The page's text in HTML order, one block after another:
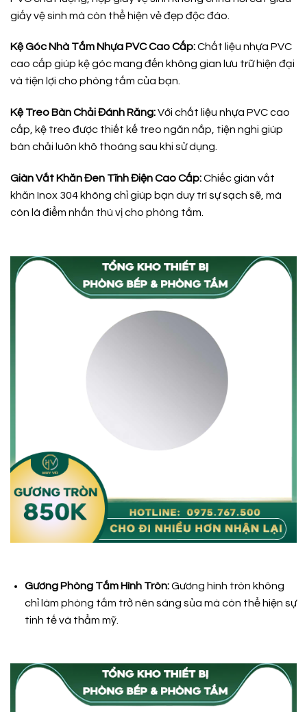
giấy vệ sinh mà còn thể hiện vẻ đẹp độc đáo.
Kệ Góc Nhà Tắm Nhựa PVC Cao Cấp:Chất liệu nhựa PVC
cao cấp giúp kệ góc mang đến không gian lưu trữ hiện đại
và tiện lợi cho phòng tắm của bạn.
Kệ Treo Bàn Chải Đánh Răng:Với chất liệu nhựa PVC cao
cấp, kệ treo được thiết kế treo ngăn nắp, tiện nghi giúp
bàn chải luôn khô thoáng sau khi sử dụng.
Giàn Vắt Khăn Đen Tĩnh Điện Cao Cấp:Chiếc giàn vắt
khăn Inox 304 không chỉ giúp bạn duy trì sự sạch sẽ, mà
còn là điểm nhấn thú vị cho phòng tắm.
Gương Phòng Tắm Hình Tròn:Gương hình tròn không
chỉ làm phòng tắm trở nên sáng sủa mà còn thể hiện sự
tinh tế và thẩm mỹ.